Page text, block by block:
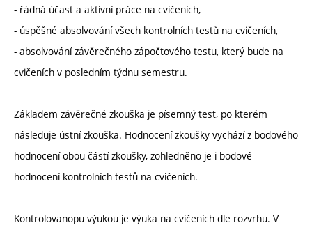
- řádná účast a aktivní práce na cvičeních,
- úspěšné absolvování všech kontrolních testů na cvičeních,
- absolvování závěrečného zápočtového testu, který bude na
cvičeních v posledním týdnu semestru.
Základem závěrečné zkouška je písemný test, po kterém
následuje ústní zkouška. Hodnocení zkoušky vychází z bodového
hodnocení obou částí zkoušky, zohledněno je i bodové
hodnocení kontrolních testů na cvičeních.
Kontrolovanopu výukou je výuka na cvičeních dle rozvrhu. V